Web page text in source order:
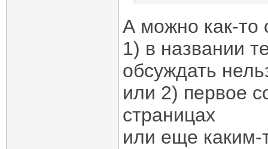
А можно как-то
1) в названии
обсуждать
или 2) первое
страницах
или еще каким-